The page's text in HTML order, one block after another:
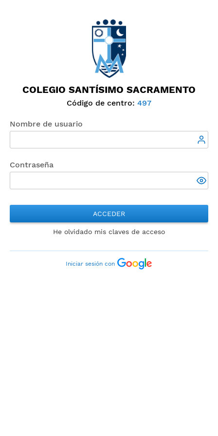
COLEGIO SANTÍSIMO SACRAMENTO
Código de centro: 497
Nombre de usuario
Contraseña
ACCEDER
He olvidado mis claves de acceso
Iniciar sesión con